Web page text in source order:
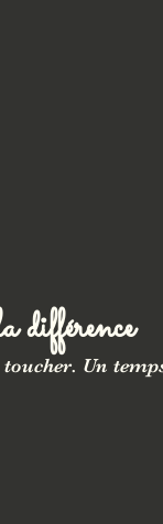
différence
Un